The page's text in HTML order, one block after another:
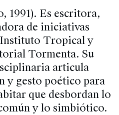
1991). Es escritora,
de iniciativas
Tropical y
Tormenta. Su
articula
y gesto poético para
que desbordan lo
y lo simbiótico.